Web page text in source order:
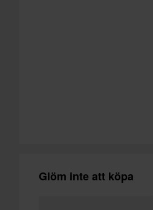
Glöm inte att köpa